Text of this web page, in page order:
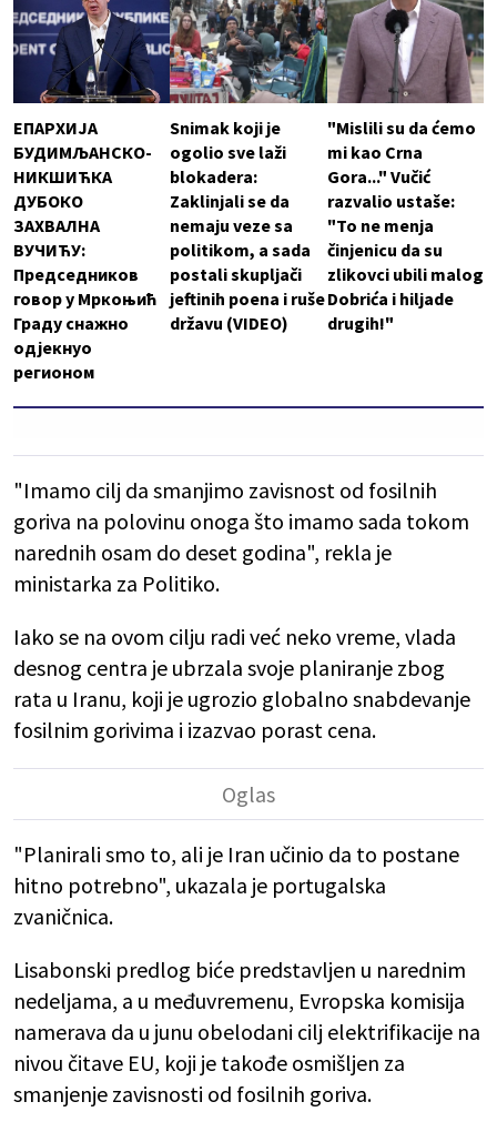
ЕПАРХИЈА
БУДИМЉАНСКО-
НИКШИЋКА
ДУБОКО
ЗАХВАЛНА
ВУЧИЋУ:
Председников
говор у Мркоњић
Граду снажно
одјекнуо
регионом
Snimak koji je
ogolio sve laži
blokadera:
Zaklinjali se da
nemaju veze sa
politikom, a sada
postali skupljači
jeftinih poena i ruše
državu (VIDEO)
"Mislili su da ćemo
mi kao Crna
Gora..." Vučić
razvalio ustaše:
"To ne menja
činjenicu da su
zlikovci ubili malog
Dobrića i hiljade
drugih!"
"Imamo cilj da smanjimo zavisnost od fosilnih
goriva na polovinu onoga što imamo sada tokom
narednih osam do deset godina", rekla je
ministarka za Politiko.
Iako se na ovom cilju radi već neko vreme, vlada
desnog centra je ubrzala svoje planiranje zbog
rata u Iranu, koji je ugrozio globalno snabdevanje
fosilnim gorivima i izazvao porast cena.
"Planirali smo to, ali je Iran učinio da to postane
hitno potrebno", ukazala je portugalska
zvaničnica.
Lisabonski predlog biće predstavljen u narednim
nedeljama, a u međuvremenu, Evropska komisija
namerava da u junu obelodani cilj elektrifikacije na
nivou čitave EU, koji je takođe osmišljen za
smanjenje zavisnosti od fosilnih goriva.